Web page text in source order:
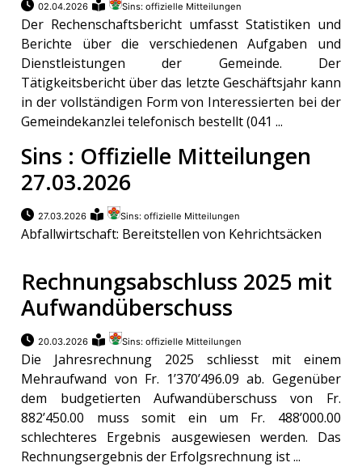
02.04.2026 Sins: offizielle Mitteilungen
Der Rechenschaftsbericht umfasst Statistiken und
Berichte über die verschiedenen Aufgaben und
Dienstleistungen der Gemeinde. Der
Tätigkeitsbericht über das letzte Geschäftsjahr kann
in der vollständigen Form von Interessierten bei der
Gemeindekanzlei telefonisch bestellt (041 ...
Sins : Offizielle Mitteilungen
27.03.2026
27.03.2026 Sins: offizielle Mitteilungen
Abfallwirtschaft: Bereitstellen von Kehrichtsäcken
Rechnungsabschluss 2025 mit
Aufwandüberschuss
20.03.2026 Sins: offizielle Mitteilungen
Die Jahresrechnung 2025 schliesst mit einem
Mehraufwand von Fr. 1’370’496.09 ab. Gegenüber
dem budgetierten Aufwandüberschuss von Fr.
882’450.00 muss somit ein um Fr. 488’000.00
schlechteres Ergebnis ausgewiesen werden. Das
Rechnungsergebnis der Erfolgsrechnung ist ...